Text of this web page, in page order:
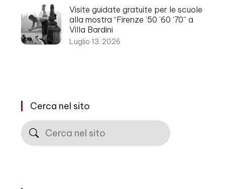
Visite guidate gratuite per le scuole
alla mostra “Firenze ’50 ’60 ’70” a
Villa Bardini
Luglio 13, 2026
Cerca nel sito
Cerca